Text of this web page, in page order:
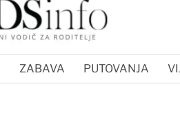
ZABAVA PUTOVANJA